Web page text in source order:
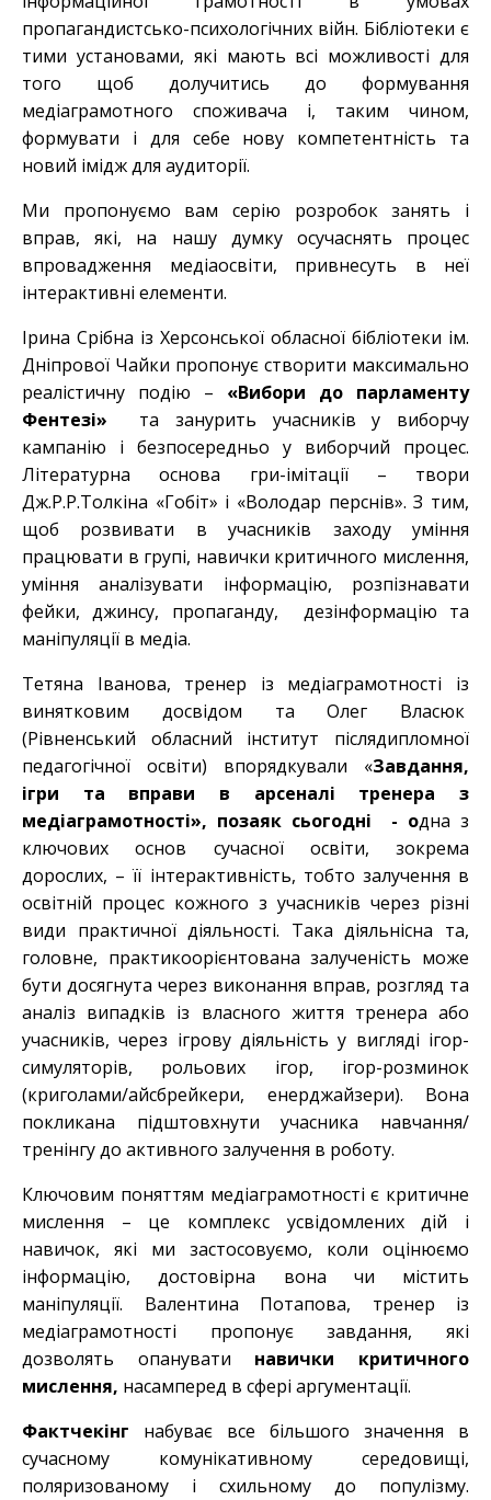
пропагандистсько-психологічних війн. Бібліотеки є
тими установами, які мають всі можливості для
того щоб долучитись до формування
медіаграмотного споживача і, таким чином,
формувати і для себе нову компетентність та
новий імідж для аудиторії.
Ми пропонуємо вам серію розробок занять і
вправ, які, на нашу думку осучаснять процес
впровадження медіаосвіти, привнесуть в неї
інтерактивні елементи.
Ірина Срібна із Херсонської обласної бібліотеки ім.
Дніпрової Чайки пропонує створити максимально
реалістичну подію – «Вибори до парламенту
Фентезі» та занурить учасників у виборчу
кампанію і безпосередньо у виборчий процес.
Літературна основа гри-імітації – твори
Дж.Р.Р.Толкіна «Гобіт» і «Володар перснів». З тим,
щоб розвивати в учасників заходу уміння
працювати в групі, навички критичного мислення,
уміння аналізувати інформацію, розпізнавати
фейки, джинсу, пропаганду, дезінформацію та
маніпуляції в медіа.
Тетяна Іванова, тренер із медіаграмотності із
винятковим досвідом та Олег Власюк
(Рівненський обласний інститут післядипломної
педагогічної освіти) впорядкували «Завдання,
ігри та вправи в арсеналі тренера з
медіаграмотності», позаяк сьогодні - одна з
ключових основ сучасної освіти, зокрема
дорослих, – її інтерактивність, тобто залучення в
освітній процес кожного з учасників через різні
види практичної діяльності. Така діяльнісна та,
головне, практикоорієнтована залученість може
бути досягнута через виконання вправ, розгляд та
аналіз випадків із власного життя тренера або
учасників, через ігрову діяльність у вигляді ігор-
симуляторів, рольових ігор, ігор-розминок
(криголами/айсбрейкери, енерджайзери). Вона
покликана підштовхнути учасника навчання/
тренінгу до активного залучення в роботу.
Ключовим поняттям медіаграмотності є критичне
мислення – це комплекс усвідомлених дій і
навичок, які ми застосовуємо, коли оцінюємо
інформацію, достовірна вона чи містить
маніпуляції. Валентина Потапова, тренер із
медіаграмотності пропонує завдання, які
дозволять опанувати навички критичного
мислення, насамперед в сфері аргументації.
Фактчекінг набуває все більшого значення в
сучасному комунікативному середовищі,
поляризованому і схильному до популізму.